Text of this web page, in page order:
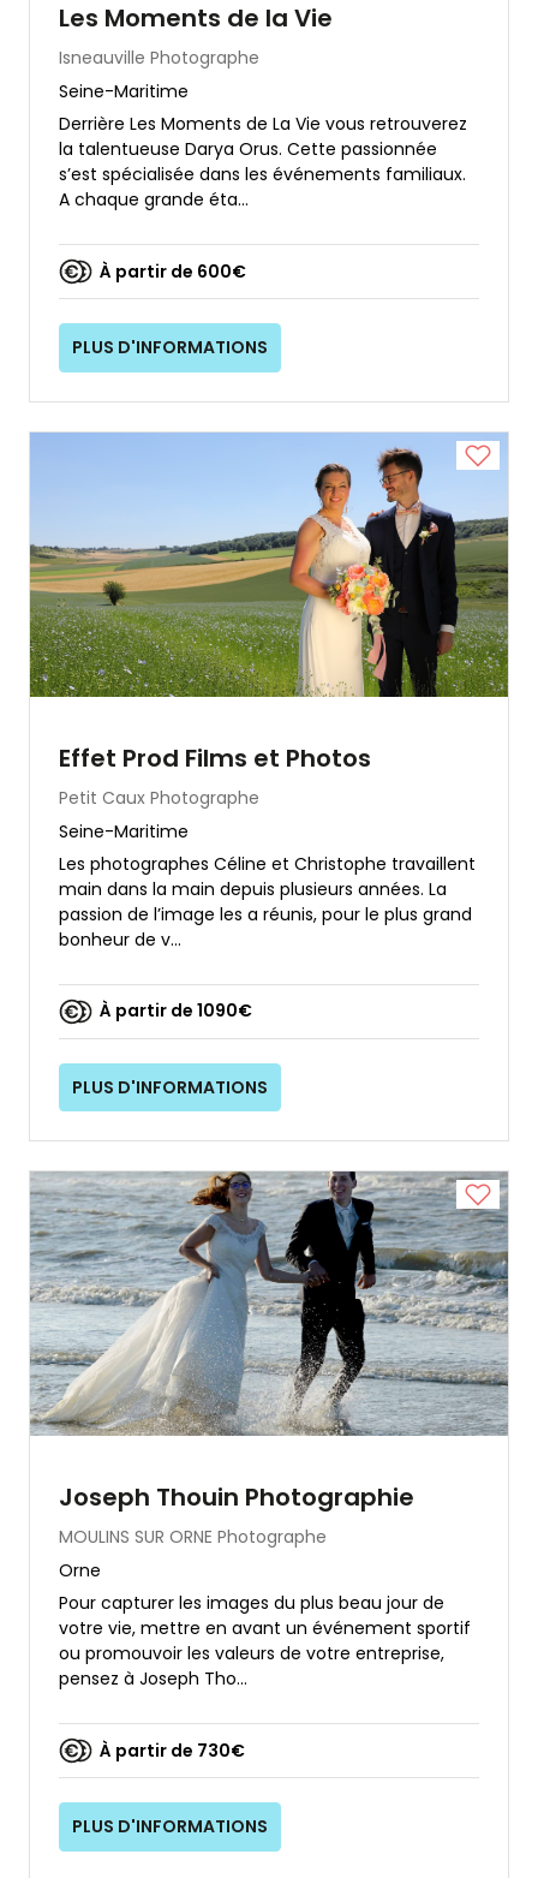
Les Moments de la Vie
Isneauville Photographe
Seine-Maritime
Derrière Les Moments de La Vie vous retrouverez
la talentueuse Darya Orus. Cette passionnée
s’est spécialisée dans les événements familiaux.
A chaque grande éta...
À partir de 600€
PLUS D'INFORMATIONS
Effet Prod Films et Photos
Petit Caux Photographe
Seine-Maritime
Les photographes Céline et Christophe travaillent
main dans la main depuis plusieurs années. La
passion de l’image les a réunis, pour le plus grand
bonheur de v...
À partir de 1090€
PLUS D'INFORMATIONS
Joseph Thouin Photographie
MOULINS SUR ORNE Photographe
Orne
Pour capturer les images du plus beau jour de
votre vie, mettre en avant un événement sportif
ou promouvoir les valeurs de votre entreprise,
pensez à Joseph Tho...
À partir de 730€
PLUS D'INFORMATIONS